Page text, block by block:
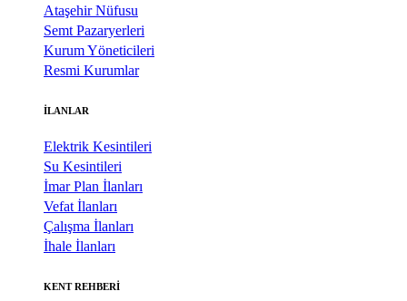
Ataşehir Nüfusu
Semt Pazaryerleri
Kurum Yöneticileri
Resmi Kurumlar
İLANLAR
Elektrik Kesintileri
Su Kesintileri
İmar Plan İlanları
Vefat İlanları
Çalışma İlanları
İhale İlanları
KENT REHBERİ